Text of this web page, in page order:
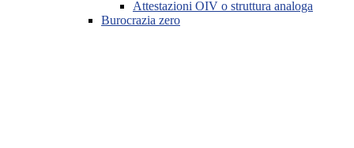
Attestazioni OIV o struttura analoga
Burocrazia zero